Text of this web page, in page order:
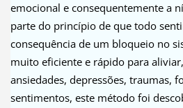
emocional e consequentemente a
parte do princípio de que todo
consequência de um bloqueio no
muito eficiente e rápido para
ansiedades, depressões, traumas,
sentimentos, este método foi